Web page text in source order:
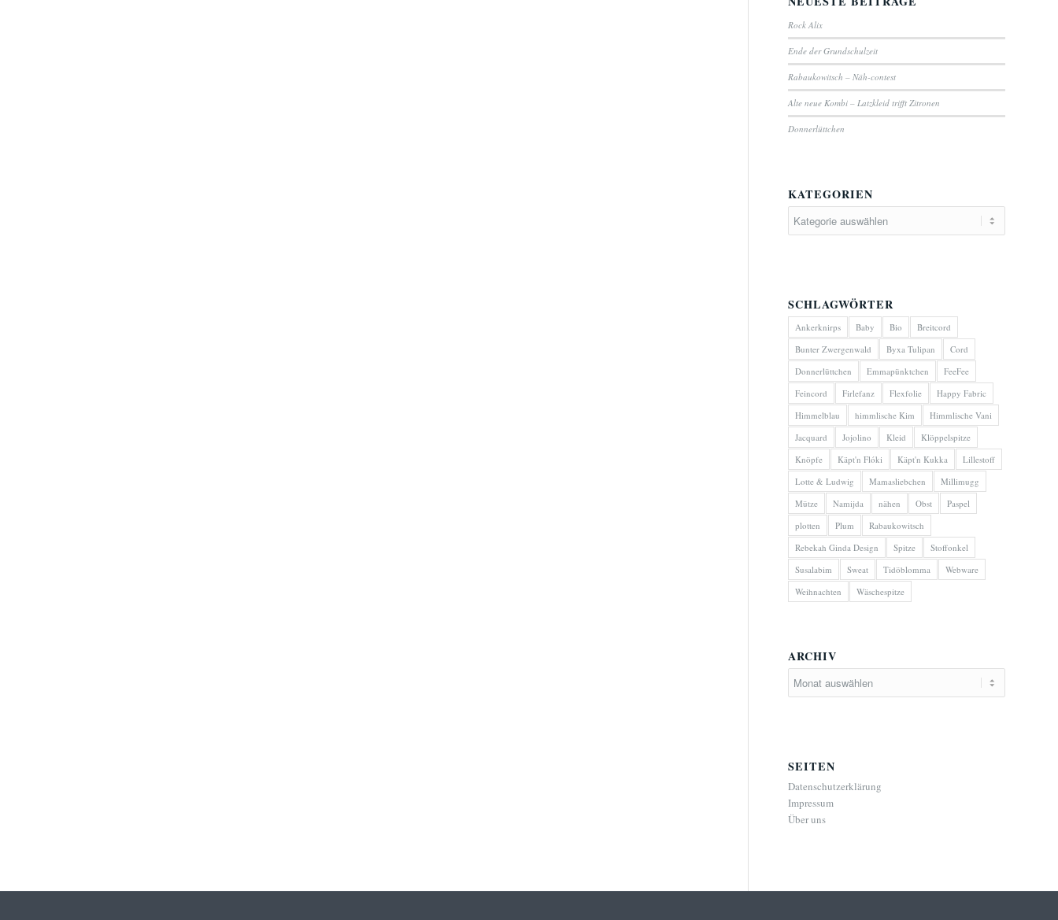
Rock Alix
Ende der Grundschulzeit
Rabaukowitsch – Näh-contest
Alte neue Kombi – Latzkleid trifft Zitronen
Donnerlüttchen
KATEGORIEN
SCHLAGWÖRTER
Ankerknirps Baby Bio
Breitcord
Bunter Zwergenwald
Byxa Tulipan
Cord
Donnerlüttchen
Emmapünktchen
FeeFee
Feincord
Firlefanz Flexfolie
Happy Fabric
Himmelblau
himmlische Kim
Himmlische Vani
Jacquard
Jojolino Kleid
Klöppelspitze
Knöpfe
Käpt'n Flóki Käpt'n Kukka
Lillestoff
Lotte & Ludwig
Mamasliebchen
Millimugg
Mütze
Namijda nähen Obst
Paspel
plotten
Plum
Rabaukowitsch
Rebekah Ginda Design
Spitze
Stoffonkel
Susalabim
Sweat Tidöblomma
Webware
Weihnachten
Wäschespitze
ARCHIV
SEITEN
Datenschutzerklärung
Impressum
Über uns